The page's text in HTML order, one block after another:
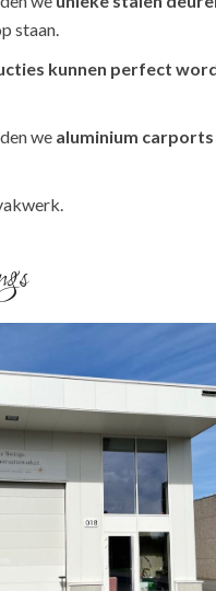
staan.
kunnen perfect
we aluminium